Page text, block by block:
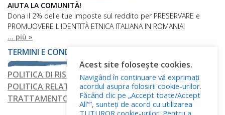
AIUTA LA COMUNITÀ!
Dona il 2% delle tue imposte sul reddito per PRESERVARE e
PROMUOVERE L'IDENTITÀ ETNICA ITALIANA IN ROMANIA!
... più »
TERMINI E CONDIZIONI
POLITICA DI RISERVATEZZA
POLITICA RELATIVA AI FILE COOKIE
TRATTAMENTO DEI DATI PERSONALI
Acest site folosește cookies.
Navigând în continuare vă exprimați
acordul asupra folosirii cookie-urilor.
Făcând clic pe „Accept toate/Accept
All””, sunteți de acord cu utilizarea
TUTUROR cookie-urilor. Pentru a